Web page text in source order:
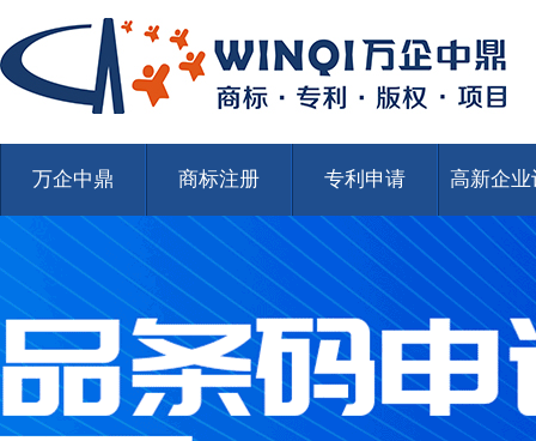
万企中鼎 商标注册 专利申请 高新企业